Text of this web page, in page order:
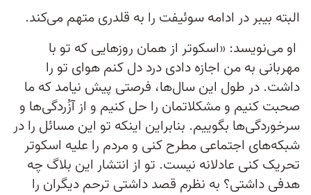
البته بیبر در ادامه سوئیفت را به قلدری متهم می‌کند.
او می‌نویسد: «اسکوتر از همان روزهایی که تو با
مهربانی به من اجازه دادی درد دل کنم هوای تو را
داشت. در طول این سال‌ها، فرصتی پیش نیامد که ما
صحبت کنیم و مشکلاتمان را حل کنیم و از آزُردگی‌ها و
سرخوردگی‌ها بگوییم. بنابراین اینکه تو این مسائل را در
شبکه‌های اجتماعی مطرح کنی و مردم را علیه اسکوتر
تحریک کنی عادلانه نیست. تو از انتشار این بلاگ چه
هدفی داشتی؟ به نظرم قصد داشتی ترحم دیگران را